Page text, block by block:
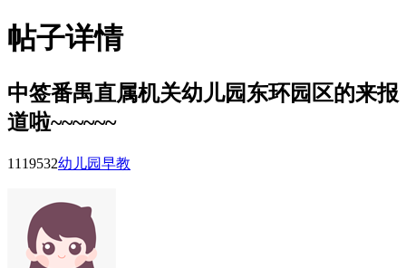
帖子详情
中签番禺直属机关幼儿园东环园区的来报
道啦~~~~~~
1119532幼儿园早教